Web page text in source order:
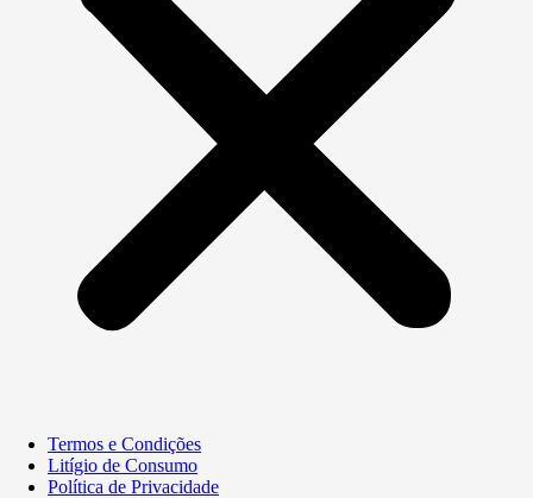
Termos e Condições
Litígio de Consumo
Política de Privacidade